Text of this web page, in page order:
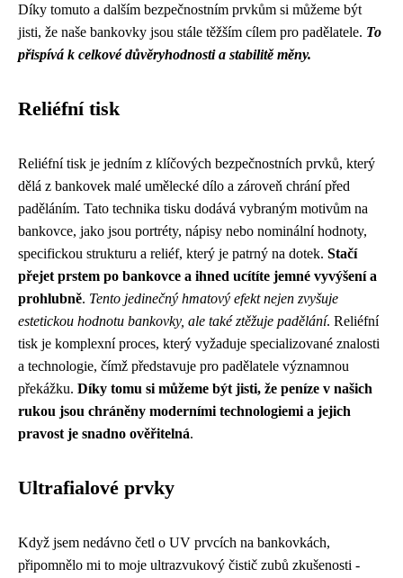
Díky tomuto a dalším bezpečnostním prvkům si můžeme být
jisti, že naše bankovky jsou stále těžším cílem pro padělatele. To
přispívá k celkové důvěryhodnosti a stabilitě měny.
Reliéfní tisk
Reliéfní tisk je jedním z klíčových bezpečnostních prvků, který
dělá z bankovek malé umělecké dílo a zároveň chrání před
paděláním. Tato technika tisku dodává vybraným motivům na
bankovce, jako jsou portréty, nápisy nebo nominální hodnoty,
specifickou strukturu a reliéf, který je patrný na dotek. Stačí
přejet prstem po bankovce a ihned ucítíte jemné vyvýšení a
prohlubně. Tento jedinečný hmatový efekt nejen zvyšuje
estetickou hodnotu bankovky, ale také ztěžuje padělání. Reliéfní
tisk je komplexní proces, který vyžaduje specializované znalosti
a technologie, čímž představuje pro padělatele významnou
překážku. Díky tomu si můžeme být jisti, že peníze v našich
rukou jsou chráněny moderními technologiemi a jejich
pravost je snadno ověřitelná.
Ultrafialové prvky
Když jsem nedávno četl o UV prvcích na bankovkách,
připomnělo mi to moje ultrazvukový čistič zubů zkušenosti -